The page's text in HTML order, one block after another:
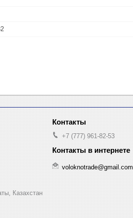
Казахстан
+7 (777) 961-82-53
voloknotrade@gmail.com